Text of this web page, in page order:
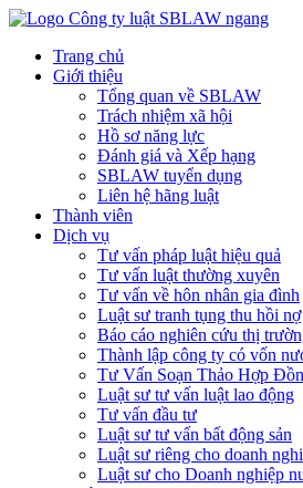
Trang chủ
Giới thiệu
Tổng quan về SBLAW
Trách nhiệm xã hội
Hồ sơ năng lực
Đánh giá và Xếp hạng
SBLAW tuyển dụng
Liên hệ hãng luật
Thành viên
Dịch vụ
Tư vấn pháp luật hiệu quả
Tư vấn luật thường xuyên
Tư vấn về hôn nhân gia đình
Luật sư tranh tụng thu hồi nợ
Báo cáo nghiên cứu thị
Thành lập công ty có vốn
Tư Vấn Soạn Thảo Hợp
Luật sư tư vấn luật lao động
Tư vấn đầu tư
Luật sư tư vấn bất động sản
Luật sư riêng cho doanh
Luật sư cho Doanh nghiệp